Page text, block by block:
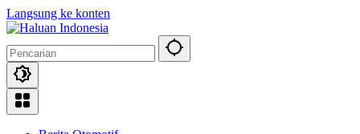
Langsung ke konten